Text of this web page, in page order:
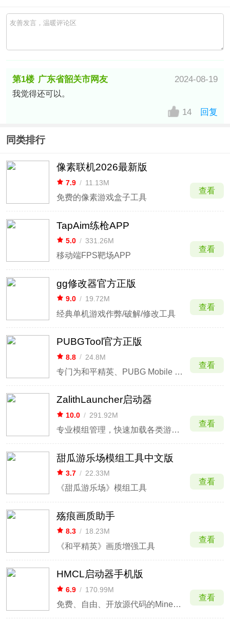
第1楼 广东省韶关市网友 2024-08-19
我觉得还可以。
14 回复
同类排行
像素联机2026最新版
7.9 / 11.13M
免费的像素游戏盒子工具
查看
TapAim练枪APP
5.0 / 331.26M
移动端FPS靶场APP
查看
gg修改器官方正版
9.0 / 19.72M
经典单机游戏作弊/破解/修改工具
查看
PUBGTool官方正版
8.8 / 24.8M
专门为和平精英、PUBG Mobile 玩家开发的画质助手！
查看
ZalithLauncher启动器
10.0 / 291.92M
专业模组管理，快速加载各类游戏包。
查看
甜瓜游乐场模组工具中文版
3.7 / 22.33M
《甜瓜游乐场》模组工具
查看
殇痕画质助手
8.3 / 18.23M
《和平精英》画质增强工具
查看
HMCL启动器手机版
6.9 / 170.99M
免费、自由、开放源代码的Minecraft启动器
查看